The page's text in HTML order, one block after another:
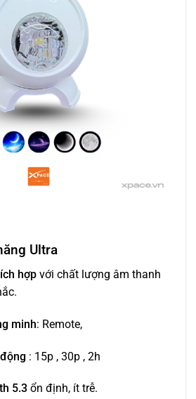
Ultra
hợpvới chất lượng âm thanh
minh: Remote,
: 15p , 30p , 2h
5.3ổn định, ít trễ.